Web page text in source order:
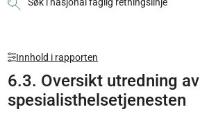
Innhold i rapporten
6.3. Oversikt utredning
spesialisthelsetjenesten